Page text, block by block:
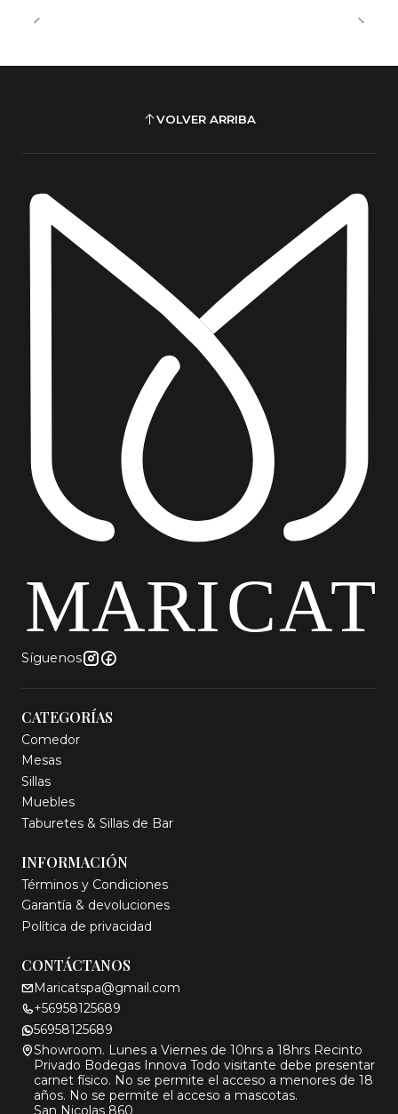
VOLVER ARRIBA
Síguenos
CATEGORÍAS
Comedor
Mesas
Sillas
Muebles
Taburetes & Sillas de Bar
INFORMACIÓN
Términos y Condiciones
Garantía & devoluciones
Política de privacidad
CONTÁCTANOS
Maricatspa@gmail.com
+56958125689
56958125689
Showroom. Lunes a Viernes de 10hrs a 18hrs Recinto
Privado Bodegas Innova Todo visitante debe presentar
carnet físico. No se permite el acceso a menores de 18
años. No se permite el acceso a mascotas.
San Nicolas 860